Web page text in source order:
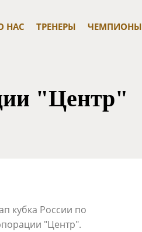
НАС ТРЕНЕРЫ ЧЕМПИОНЫ
"Центр"
кубка России по
"Центр".